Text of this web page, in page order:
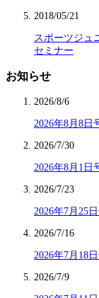
2018/05/21
スポーツジュ
セミナー
お知らせ
2026/8/6
2026年8月8日
2026/7/30
2026年8月1日
2026/7/23
2026年7月25
2026/7/16
2026年7月18
2026/7/9